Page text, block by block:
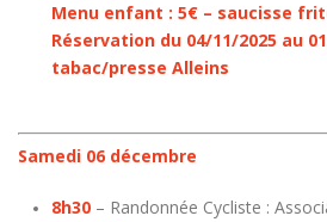
Menu enfant : 5€ – saucisse
Réservation du 04/11/2025 au
tabac/presse Alleins
Samedi 06 décembre
8h30 – Randonnée Cycliste :